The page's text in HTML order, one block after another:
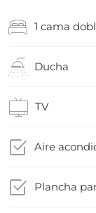
1 cama
Ducha
TV
Aire
Plancha